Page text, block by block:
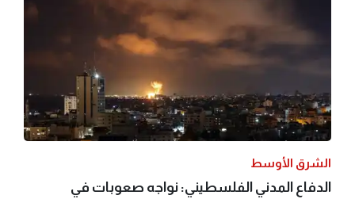
الشرق الأوسط
الدفاع المدني الفلسطيني: نواجه صعوبات في